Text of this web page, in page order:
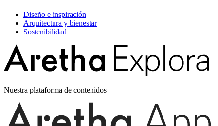
Diseño e inspiración
Arquitectura y bienestar
Sostenibilidad
Nuestra plataforma de contenidos